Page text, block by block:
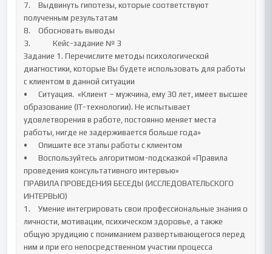
7.	Выдвинуть гипотезы, которые соответствуют
полученным результатам
8.	Обосновать выводы
3.		Кейс-задание № 3
Задание 1. Перечислите методы психологической
диагностики, которые Вы будете использовать для работы
с клиентом в данной ситуации
•	Ситуация.  «Клиент – мужчина, ему 30 лет, имеет высшее
образование (IT-технологии). Не испытывает
удовлетворения в работе, постоянно меняет места
работы, нигде не задерживается больше года»
•	Опишите все этапы работы с клиентом
•	Воспользуйтесь алгоритмом-подсказкой «Правила
проведения консультативного интервью»
ПРАВИЛА ПРОВЕДЕНИЯ БЕСЕДЫ (ИССЛЕДОВАТЕЛЬСКОГО
ИНТЕРВЬЮ)
1.	Умение интегрировать свои профессиональные знания о
личности, мотивации, психическом здоровье, а также
общую эрудицию с пониманием развертывающегося перед
ним и при его непосредственном участии процесса